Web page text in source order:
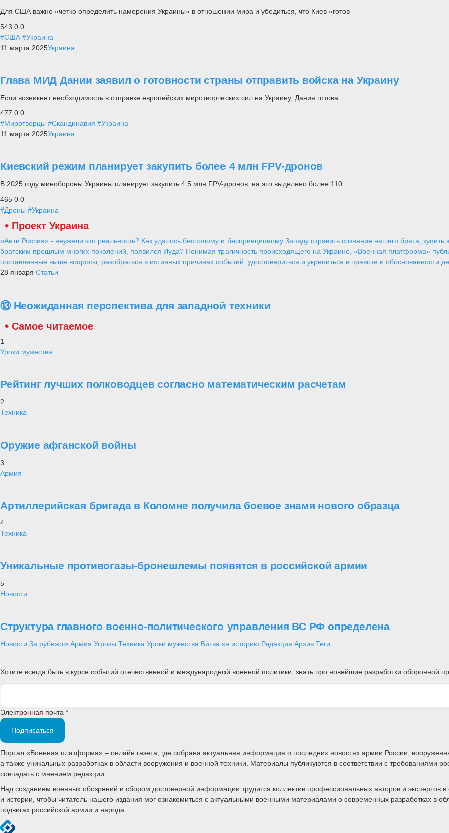
Для США важно «четко определить намерения Украины» в отношении мира и убедиться, что Киев «готов
543 0 0
#США #Украина
11 марта 2025Украина
Глава МИД Дании заявил о готовности страны отправить войска на Украину
Если возникнет необходимость в отправке европейских миротворческих сил на Украину, Дания готова
477 0 0
#Миротворцы #Скандинавия #Украина
11 марта 2025Украина
Киевский режим планирует закупить более 4 млн FPV-дронов
В 2025 году минобороны Украины планирует закупить 4.5 млн FPV-дронов, на это выделено более 110
465 0 0
#Дроны #Украина
Проект Украина
«Анти Россия» - неужели это реальность? Как удалось бесполому и беспринципному Западу отравить сознание нашего брата,
братским прошлым многих поколений, появился Иуда? Понимая трагичность происходящего на Украине, «Военная платформа»
поставленные выше вопросы, разобраться в истинных причинах событий, удостовериться и укрепиться в правоте и обоснованности
28 января Статьи
⑬ Неожиданная перспектива для западной техники
Самое читаемое
1
Уроки мужества
Рейтинг лучших полководцев согласно математическим расчетам
2
Техника
Оружие афганской войны
3
Армия
Артиллерийская бригада в Коломне получила боевое знамя нового образца
4
Техника
Уникальные противогазы-бронешлемы появятся в российской армии
5
Новости
Структура главного военно-политического управления ВС РФ определена
Новости За рубежом Армия Угрозы Техника Уроки мужества Битва за историю Редакция Архив Теги
Хотите всегда быть в курсе событий отечественной и международной военной политики, знать про новейшие разработки
Электронная почта *
Подписаться
Портал «Военная платформа» – онлайн газета, где собрана актуальная информация о последних новостях армии России,
а также уникальных разработках в области вооружения и военной техники. Материалы публикуются в соответствии с требованиями
совпадать с мнением редакции.
Над созданием военных обозрений и сбором достоверной информации трудится коллектив профессиональных авторов и экспертов
и истории, чтобы читатель нашего издания мог ознакомиться с актуальными военными материалами о современных разработках в
подвигах российской армии и народа.